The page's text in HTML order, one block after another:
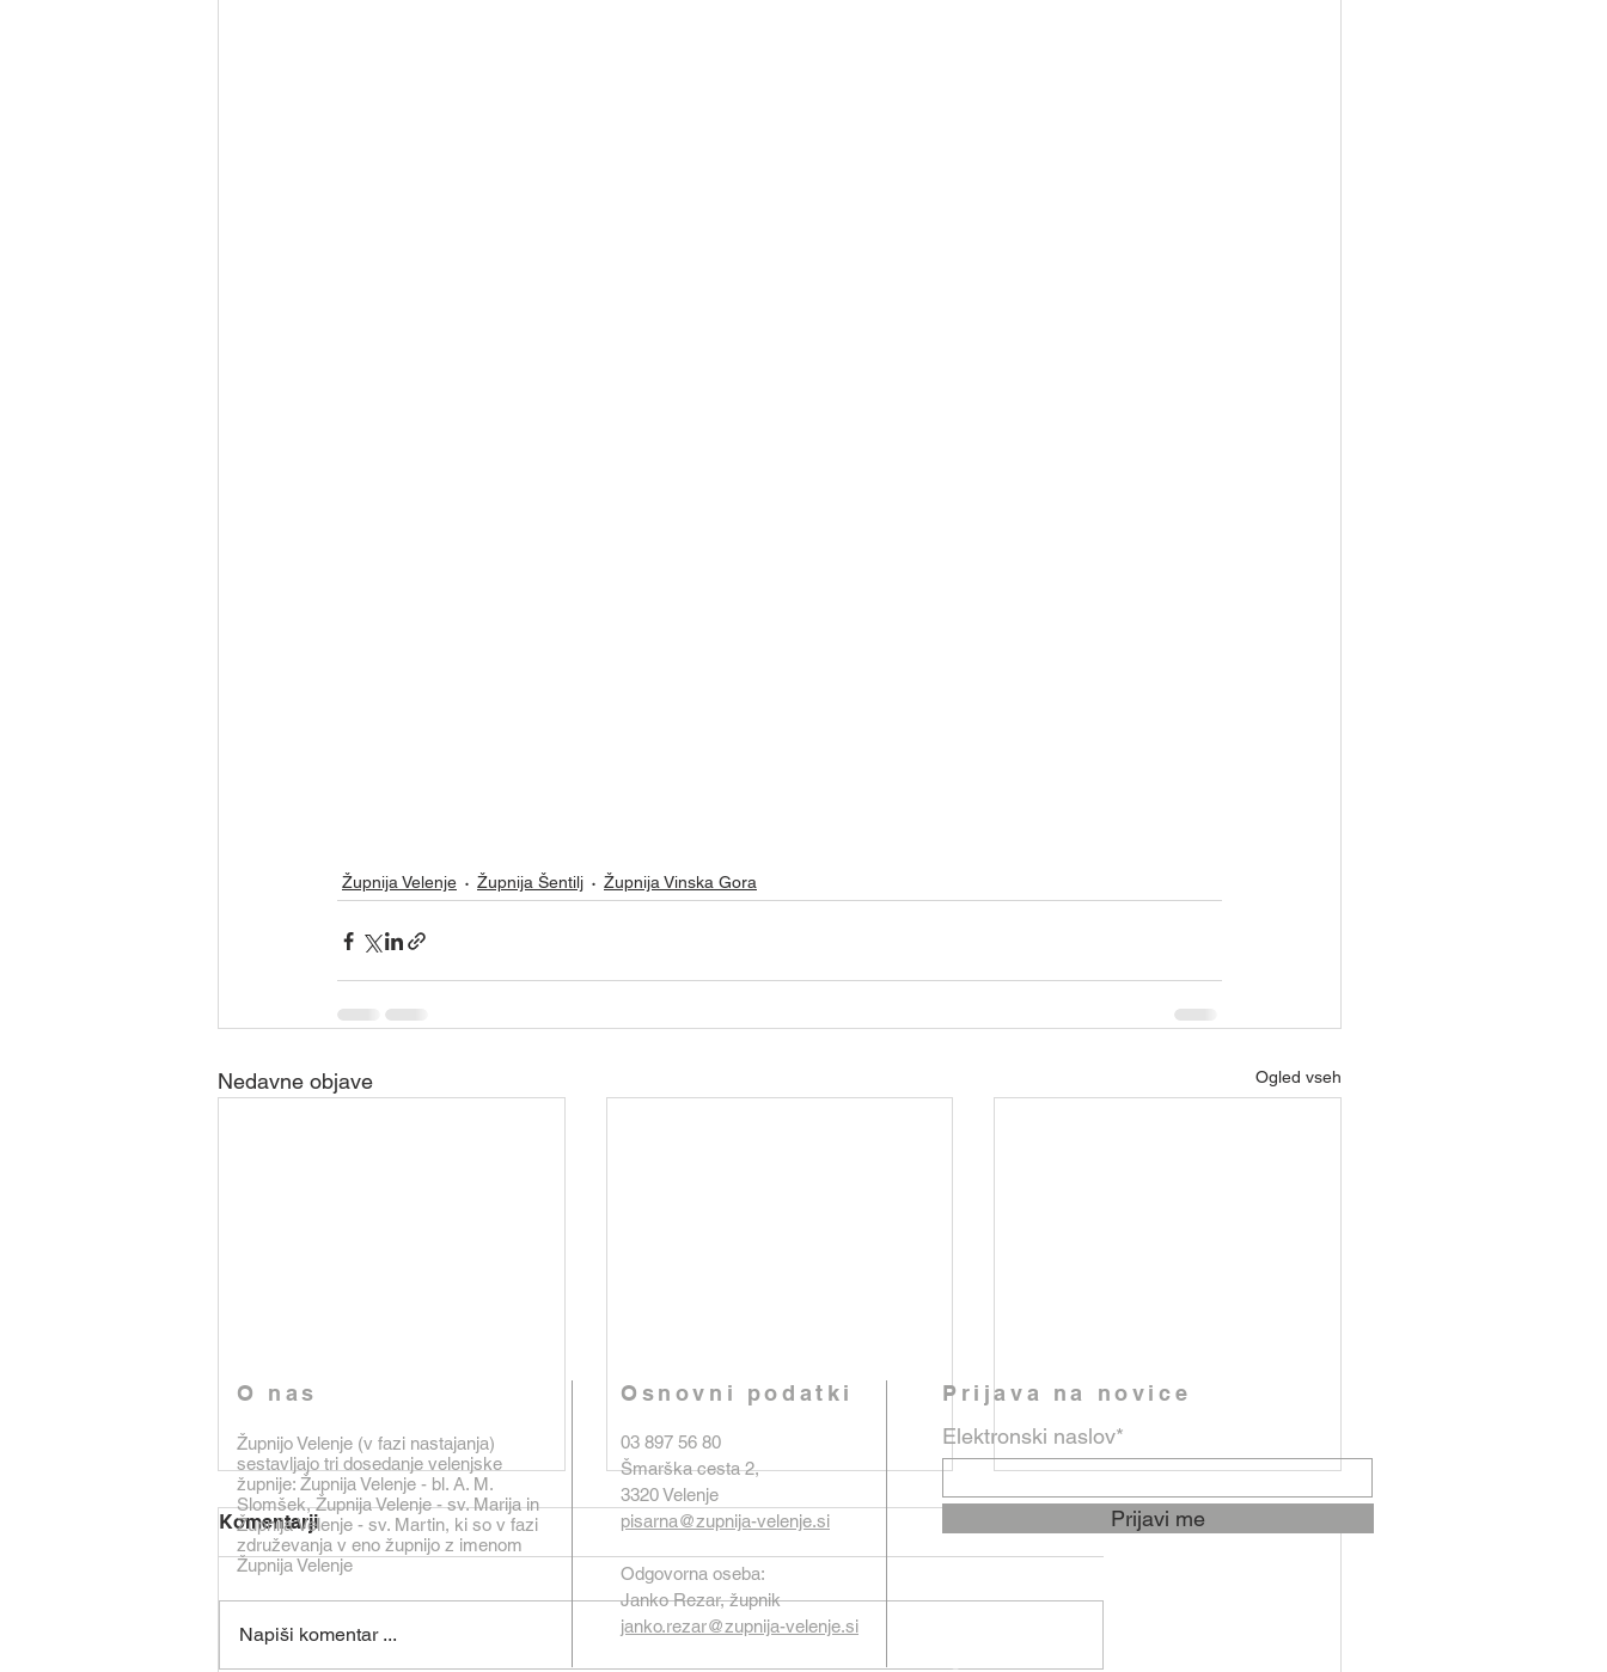
Župnija Velenje Župnija Šentilj Župnija Vinska Gora
Nedavne objave Ogled vseh
Komentarji
Napiši komentar ...
O nas
Župnijo Velenje (v fazi nastajanja)
sestavljajo tri dosedanje velenjske
župnije: Župnija Velenje - bl. A. M.
Slomšek, Župnija Velenje - sv. Marija in
Župnija Velenje - sv. Martin, ki so v fazi
združevanja v eno župnijo z imenom
Župnija Velenje
Osnovni podatki
03 897 56 80
Šmarška cesta 2,
3320 Velenje
pisarna@zupnija-velenje.si
Odgovorna oseba:
Janko Rezar, župnik
janko.rezar@zupnija-velenje.si
Prijava na novice
Elektronski naslov*
Prijavi me